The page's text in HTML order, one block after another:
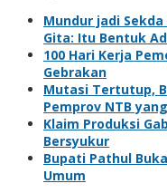
Mundur jadi
Gita: Itu Bentuk
100 Hari Kerja
Gebrakan
Mutasi Tertutup,
Pemprov NTB
Klaim Produksi
Bersyukur
Bupati Pathul
Umum